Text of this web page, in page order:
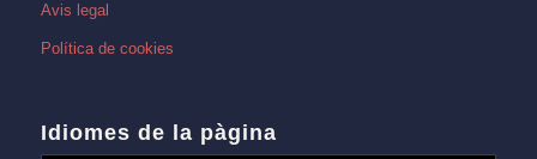
Avis legal
Política de cookies
Idiomes de la pàgina